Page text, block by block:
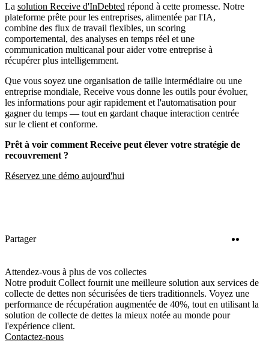
La solution Receive d'InDebted répond à cette promesse. Notre
plateforme prête pour les entreprises, alimentée par l'IA,
combine des flux de travail flexibles, un scoring
comportemental, des analyses en temps réel et une
communication multicanal pour aider votre entreprise à
récupérer plus intelligemment.
Que vous soyez une organisation de taille intermédiaire ou une
entreprise mondiale, Receive vous donne les outils pour évoluer,
les informations pour agir rapidement et l'automatisation pour
gagner du temps — tout en gardant chaque interaction centrée
sur le client et conforme.
Prêt à voir comment Receive peut élever votre stratégie de
recouvrement ?
Réservez une démo aujourd'hui
Partager
Attendez-vous à plus de vos collectes
Notre produit Collect fournit une meilleure solution aux services de
collecte de dettes non sécurisées de tiers traditionnels. Voyez une
performance de récupération augmentée de 40%, tout en utilisant la
solution de collecte de dettes la mieux notée au monde pour
l'expérience client.
Contactez-nous